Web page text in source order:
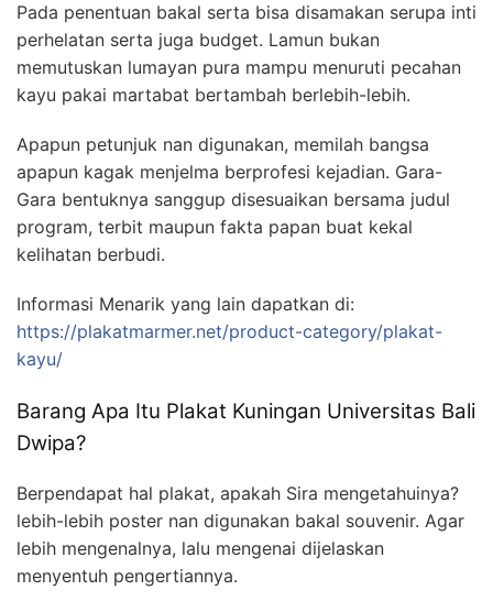
Pada penentuan bakal serta bisa disamakan serupa inti
perhelatan serta juga budget. Lamun bukan
memutuskan lumayan pura mampu menuruti pecahan
kayu pakai martabat bertambah berlebih-lebih.
Apapun petunjuk nan digunakan, memilah bangsa
apapun kagak menjelma berprofesi kejadian. Gara-
Gara bentuknya sanggup disesuaikan bersama judul
program, terbit maupun fakta papan buat kekal
kelihatan berbudi.
Informasi Menarik yang lain dapatkan di:
https://plakatmarmer.net/product-category/plakat-
kayu/
Barang Apa Itu Plakat Kuningan Universitas Bali
Dwipa?
Berpendapat hal plakat, apakah Sira mengetahuinya?
lebih-lebih poster nan digunakan bakal souvenir. Agar
lebih mengenalnya, lalu mengenai dijelaskan
menyentuh pengertiannya.